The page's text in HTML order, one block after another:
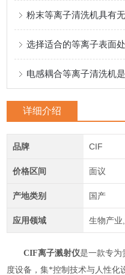
粉末等离子清洗机具有
选择适合的等离子表面
电感耦合等离子清洗机
详细介绍
品牌 CIF
价格区间 面议
产地类别 国产
应用领域 生物产业
CIF离子溅射仪是一款专为
度设备，集*控制技术与人性化